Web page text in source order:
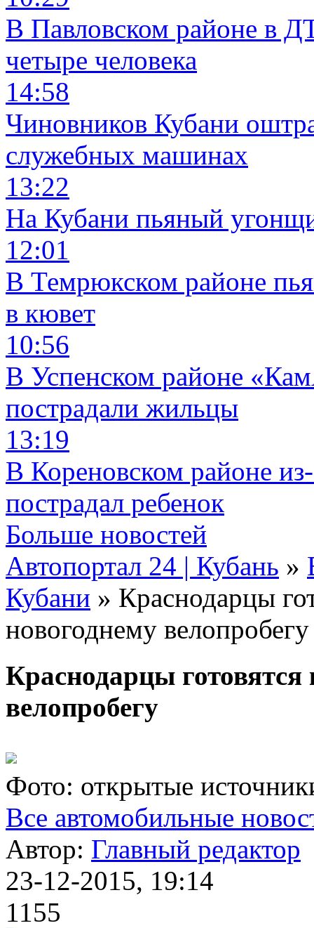
В Павловском районе в
четыре человека
14:58
Чиновников Кубани
служебных машинах
13:22
На Кубани пьяный
12:01
В Темрюкском районе
в кювет
10:56
В Успенском районе
пострадали жильцы
13:19
В Кореновском районе
пострадал ребенок
Больше новостей
Автопортал 24 | Кубань »
Кубани » Краснодарцы
новогоднему велопробегу
Краснодарцы
велопробегу
Фото: открытые
Все автомобильные
Автор: Главный редактор
23-12-2015, 19:14
1155